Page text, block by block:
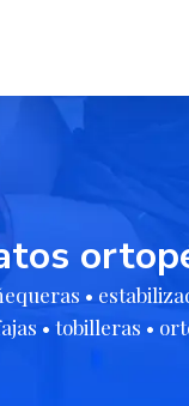
•
• tobilleras •